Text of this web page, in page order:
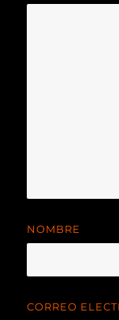
NOMBRE
CORREO